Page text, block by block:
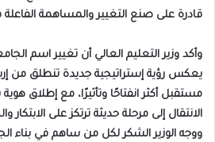
قادرة على صنع التغيير والمساهمة
وأكد وزير التعليم العالي أن تغيير اسم
يعكس رؤية إستراتيجية جديدة تنطلق من
مستقبل أكثر انفتاحًا وتأثيرًا، مع إطلاق
الانتقال إلى مرحلة حديثة ترتكز على
ووجه الوزير الشكر لكل من ساهم في بناء